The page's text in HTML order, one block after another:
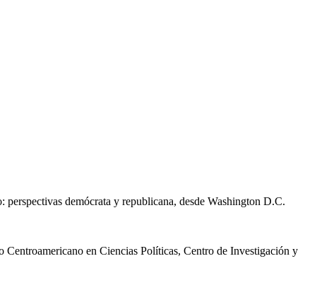
demócrata y republicana, desde Washington D.C.
en Ciencias Políticas, Centro de Investigación y